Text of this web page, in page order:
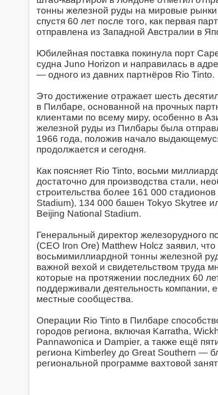
тонны железной руды на мировые
спустя 60 лет после того, как первая
отправлена из Западной Австралии в
Юбилейная поставка покинула порт
судна Juno Horizon и направилась в
— одного из давних партнёров Rio Tinto.
Это достижение отражает шесть
в Пилбаре, основанной на прочных
клиентами по всему миру, особенно в
железной руды из Пилбары была
1966 года, положив начало
продолжается и сегодня.
Как поясняет Rio Tinto, восьми
достаточно для производства стали,
строительства более 161 000
Stadium), 134 000 башен Tokyo Skytree
Beijing National Stadium.
Генеральный директор железорудного
(CEO Iron Ore) Matthew Holcz заявил, что
восьмимиллиардной тонны железной
важной вехой и свидетельством труда
которые на протяжении последних 60
поддерживали деятельность компании,
местные сообщества.
Операции Rio Tinto в Пилбаре
городов региона, включая Karratha,
Pannawonica и Dampier, а также ещё
региона Kimberley до Great Southern —
региональной программе вахтовой